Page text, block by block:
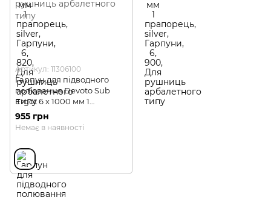
Артикул: 11306100
Гарпун для підводного
полювання Devoto Sub
Ergot 6 х 1000 мм 1
прапорець
955 грн
Немає в наявності